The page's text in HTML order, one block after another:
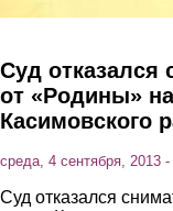
Суд отказался
от «Родины»
Касимовского
среда, 4 сентября, 2013 -
Суд отказался